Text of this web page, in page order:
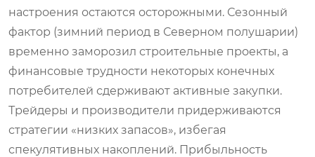
настроения остаются осторожными. Сезонный
фактор (зимний период в Северном полушарии)
временно заморозил строительные проекты, а
финансовые трудности некоторых конечных
потребителей сдерживают активные закупки.
Трейдеры и производители придерживаются
стратегии «низких запасов», избегая
спекулятивных накоплений. Прибыльность